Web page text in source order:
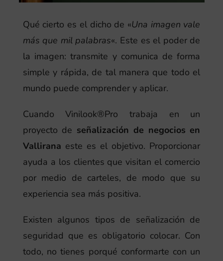
Qué cierto es el dicho de «Una imagen vale
más que mil palabras«. Este es el poder de
la imagen: transmite y comunica de forma
simple y rápida, de tal manera que todo el
mundo puede comprender y aplicar.
Cuando Vinilook®Pro trabaja en un
proyecto de señalización de negocios en
Vallirana este es el objetivo. Proporcionar
ayuda a los clientes que visitan el comercio
por medio de carteles, de modo que su
experiencia sea más positiva.
Existen algunos tipos de señalización de
seguridad que es obligatorio colocar. Con
todo, no tienes porqué conformarte con un